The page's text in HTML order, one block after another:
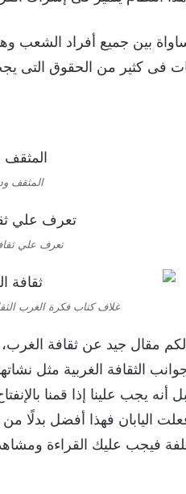
بين جميع أفراد الشعب
فى كثير من الحقوق التى
المثقف
تعرف علي
غلاف كتاب فكرة الغرب
مقال جيد عن ثقافة
الثقافة الغربية مثل
يجب علينا إذا قمنا
اليابان فهذا أفضل بدلًا من
فيجب عليك القراءة ومشاهدة